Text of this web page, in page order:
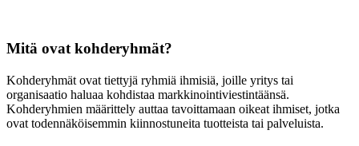
Mitä ovat kohderyhmät?
Kohderyhmät ovat tiettyjä ryhmiä ihmisiä, joille yritys tai
organisaatio haluaa kohdistaa markkinointiviestintäänsä.
Kohderyhmien määrittely auttaa tavoittamaan oikeat ihmiset, jotka
ovat todennäköisemmin kiinnostuneita tuotteista tai palveluista.